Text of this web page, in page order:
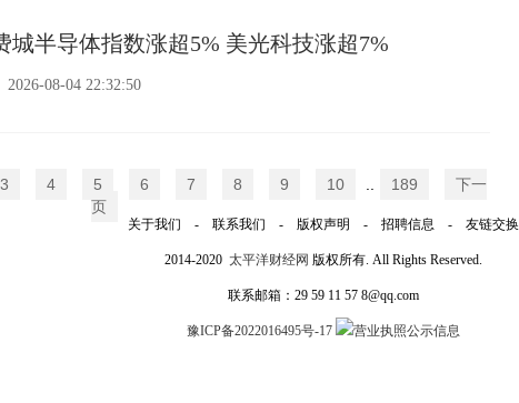
城半导体指数涨超5% 美光科技涨超7%
2026-08-04 22:32:50
3 4 5 6 7 8 9 10 189
下一
页
关于我们 - 联系我们 - 版权声明 - 招聘信息 - 友链交换
2014-2020 太平洋财经网 版权所有. All Rights Reserved.
联系邮箱：29 59 11 57 8@qq.com
豫ICP备2022016495号-17 营业执照公示信息